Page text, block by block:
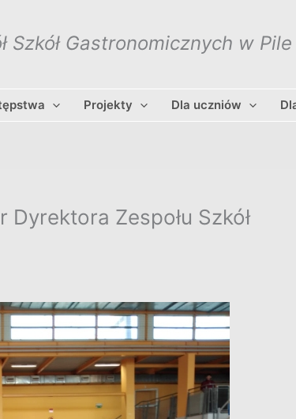
Szkół Gastronomicznych w Pile
Projekty Dla uczniów
Dyrektora Zespołu Szkół